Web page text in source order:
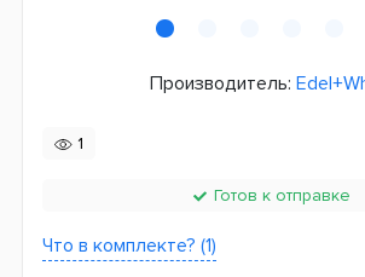
Производитель:
1
Готов к отправке
Что в комплекте? (1)